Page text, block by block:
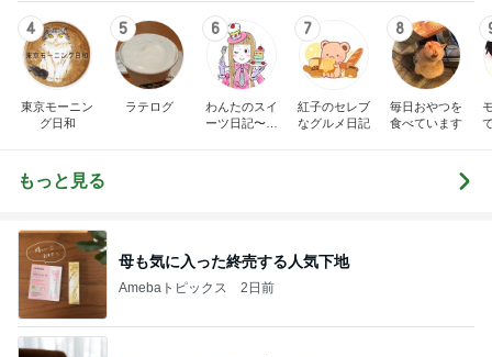
4
東京モーニン
グ日和
5
ラテログ
6
わんたのスイ
ーツ日記〜小
7
紅子のセレブ
なグルメ日記
8
毎日おやつを
食べています
もっと見る
母も気に入った終売する人気下地
Amebaトピックス 2日前